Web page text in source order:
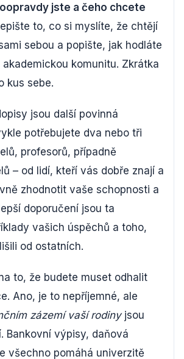
jste a čeho chcete
to, co si myslíte, že chtějí
sebou a popište, jak hodláte
komunitu. Zkrátka
kus sebe.
jsou další povinná
potřebujete dva nebo tři
profesorů, případně
– od lidí, kteří vás dobře znají a
zhodnotit vaše schopnosti a
doporučení jsou ta
vašich úspěchů a toho,
od ostatních.
to, že budete muset odhalit
Ano, je to nepříjemné, ale
zázemí vaší rodinyjsou
Bankovní výpisy, daňová
všechno pomáhá univerzitě